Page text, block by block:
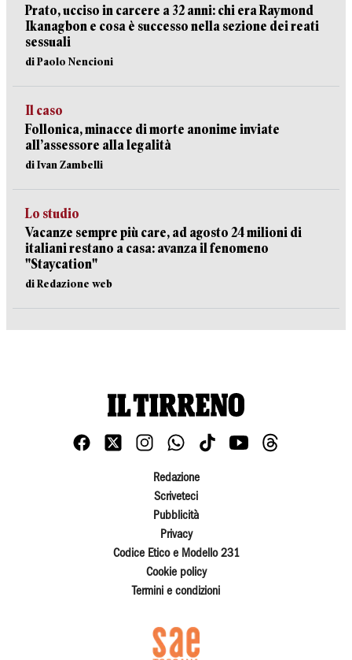
Prato, ucciso in carcere a 32 anni: chi era Raymond
Ikanagbon e cosa è successo nella sezione dei reati
sessuali
di Paolo Nencioni
Il caso
Follonica, minacce di morte anonime inviate
all’assessore alla legalità
di Ivan Zambelli
Lo studio
Vacanze sempre più care, ad agosto 24 milioni di
italiani restano a casa: avanza il fenomeno
"Staycation"
di Redazione web
Redazione
Scriveteci
Pubblicità
Privacy
Codice Etico e Modello 231
Cookie policy
Termini e condizioni